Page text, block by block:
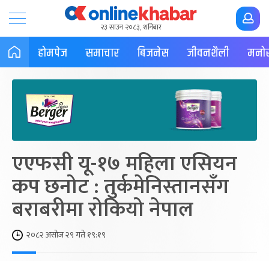
२३ साउन २०८३, शनिबार
होमपेज समाचार बिजनेस जीवनशैली
एएफसी यू-१७ महिला एसियन
कप छनोट : तुर्कमेनिस्तानसँग
बराबरीमा रोकियो नेपाल
२०८२ असोज २९ गते १९:१९